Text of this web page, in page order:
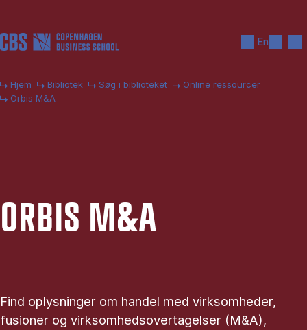
En
Hjem Bibliotek Søg i biblioteket
Online ressourcer
Orbis M&A
OR­BIS M&A
Find oplysninger om handel med virksomheder,
fusioner og virksomhedsovertagelser (M&A),